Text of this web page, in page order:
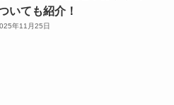
いても紹介！
年11月25日